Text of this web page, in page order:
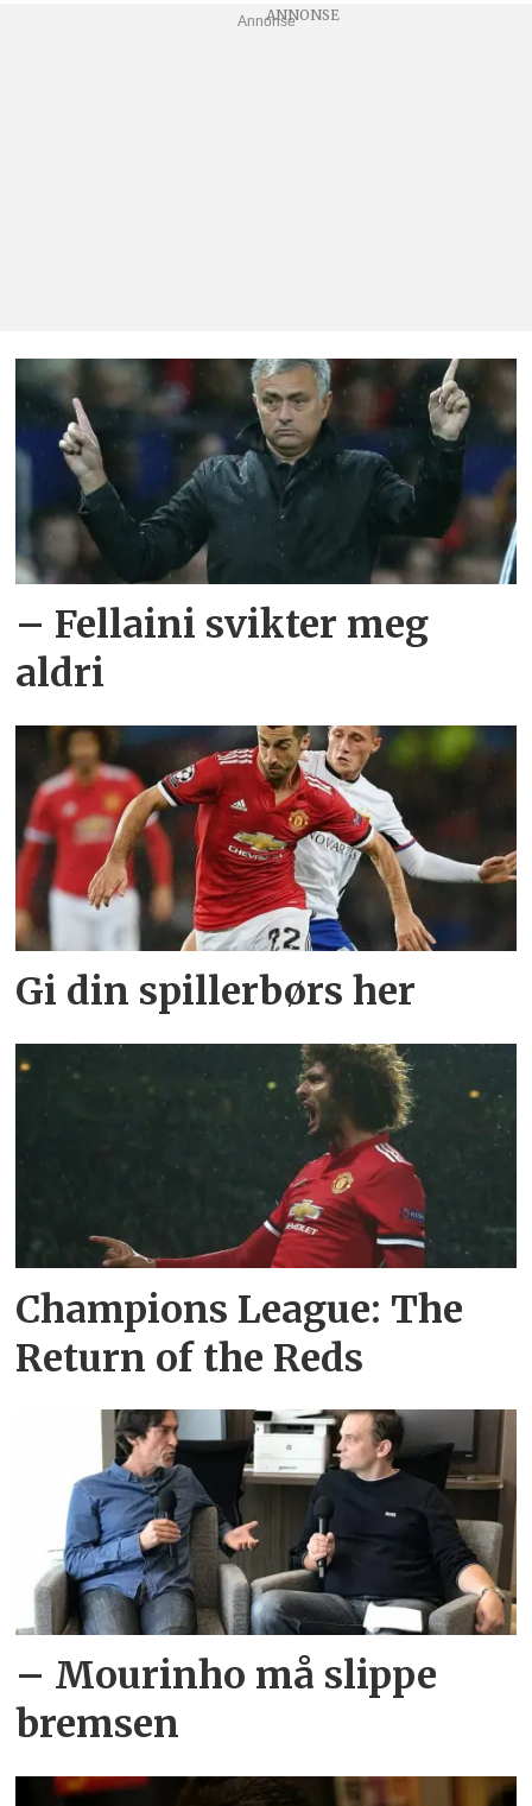
Annonse
– Fellaini svikter meg
aldri
Gi din spillerbørs her
Champions League: The
Return of the Reds
– Mourinho må slippe
bremsen